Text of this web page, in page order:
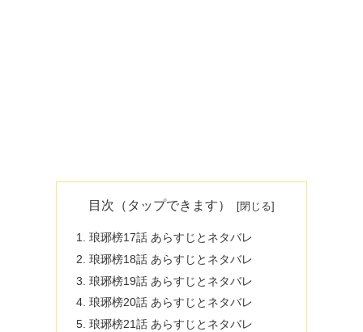
目次（タップできます）
琅琊榜17話 あらすじとネタバレ
琅琊榜18話 あらすじとネタバレ
琅琊榜19話 あらすじとネタバレ
琅琊榜20話 あらすじとネタバレ
琅琊榜21話 あらすじとネタバレ